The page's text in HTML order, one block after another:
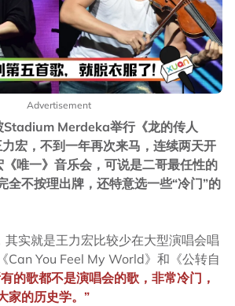
Advertisement
Stadium Merdeka举行《龙的传人
宏，不到一年再次来马，连续两天开
唯一》音乐会，可说是二哥最任性的
全不按理出牌，还特意选一些“冷门”的
其实就是王力宏比较少在大型演唱会唱
Can You Feel My World》和《公转自
的歌都不是演唱会的歌，非常冷门，
家的历史学。”